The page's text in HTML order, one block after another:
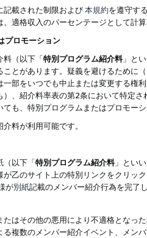
記載された制限および本規約を遵守す
適格収入のパーセンテージとして計
プロモーション
料（以下「特別プログラム紹介料」と
ことがあります。疑義を避けるために
一部をいつでも中止または変更する権
、紹介料率表の第2条において特定
ても、特別プログラムまたはプロモー
料が利用可能です。
（以下「特別プログラム紹介料」とい
乙のサイト上の特別リンクをクリッ
が別紙記載のメンバー紹介行為を完了
たはその他の悪用により不適格となっ
る複数のメンバー紹介イベント、メン